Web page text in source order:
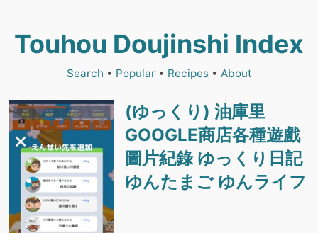
Touhou Doujinshi Index
Search • Popular• Recipes• About
(ゆっくり) 油庫里
GOOGLE商店各種遊戲
圖片紀錄 ゆっくり日記
ゆんたまご ゆんライフ